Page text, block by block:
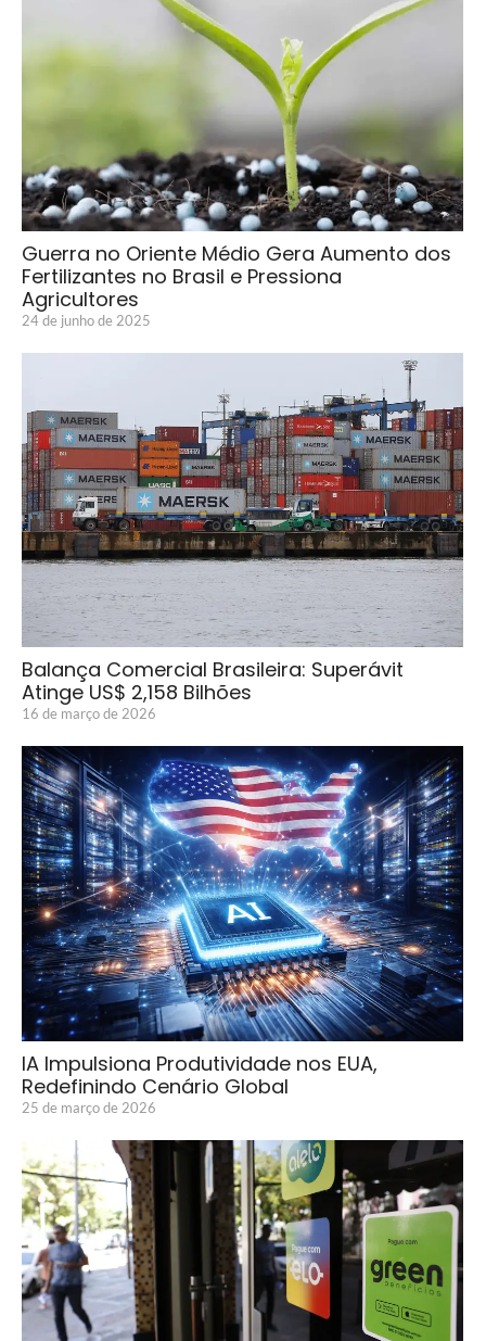
Guerra no Oriente Médio Gera Aumento dos
Fertilizantes no Brasil e Pressiona
Agricultores
24 de junho de 2025
Balança Comercial Brasileira: Superávit
Atinge US$ 2,158 Bilhões
16 de março de 2026
IA Impulsiona Produtividade nos EUA,
Redefinindo Cenário Global
25 de março de 2026